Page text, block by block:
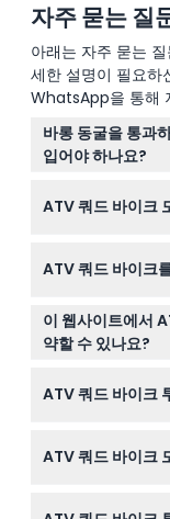
자주 묻는 질
아래는 자주 묻는
세한 설명이 필요하
WhatsApp을 통해
바롱 동굴을 통과
입어야 하나요?
야외 활동에 적합
ATV 쿼드 바이크
여야 합니다. 어
ATV 쿼드 바이크
이 활동은 고혈압
가 있는 분, 임산
니다.
이 웹사이트에서
약할 수 있나요?
확인하고 안전하
ATV 쿼드 바이크
능하므로 날짜와
ATV 쿼드 바이크